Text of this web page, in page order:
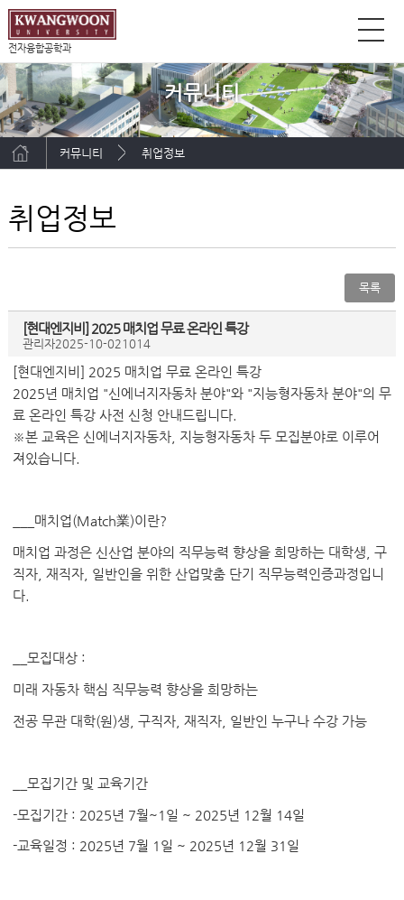
전자융합공학과
커뮤니티
커뮤니티 취업정보
취업정보
목록
[현대엔지비] 2025 매치업 무료 온라인 특강
관리자2025-10-02 1014
현대엔지비] 2025 매치업 무료 온라인 특강
2025년 매치업 "신에너지자동차 분야"와 "지능형자동차 분야"의 무
료 온라인 특강 사전 신청 안내드립니다.
※본 교육은 신에너지자동차, 지능형자동차 두 모집분야로 이루어
져있습니다.
매치업(Match業)이란?
매치업 과정은 신산업 분야의 직무능력 향상을 희망하는 대학생
구
직자, 재직자, 일반인을 위한 산업맞춤 단기
직무능력인증과정입니
다.
모집대상 :
미래 자동차 핵심 직무능력 향상을 희망하는
전공 무관 대학(원)생, 구직자, 재직자, 일반인 누구나 수강 가능
모집기간 및 교육기간
-모집기간 : 2025년 7월~1일 ~ 2025년 12월 14일
-교육일정 : 2025년 7월 1일 ~ 2025년 12월 31일